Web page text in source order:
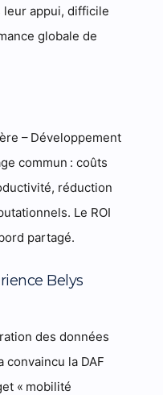
leur appui, difficile
globale de
– Développement
commun : coûts
réduction
Le ROI
partagé.
Belys
des données
convaincu la DAF
« mobilité